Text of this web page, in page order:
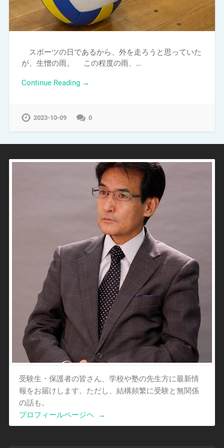
スポーツの日であるから、外を走ろうと思っていた
が、生憎の雨。 この程度の雨、…
Continue Reading →
2023-10-09 0
受験生・保護者の皆さん、学校や塾の先生方に最新情
報をお届けします。ただし、結構頻繁に受験と無関係
の話も。
プロフィールページヘ
→